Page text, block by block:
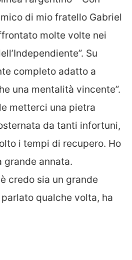
di mio fratello Gabriel
molte volte nei
Su
completo adatto a
una mentalità vincente”.
metterci una pietra
da tanti infortuni,
i tempi di recupero. Ho
annata.
credo sia un grande
qualche volta, ha